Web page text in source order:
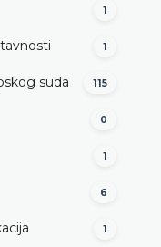
1
1
suda 115
0
1
6
1